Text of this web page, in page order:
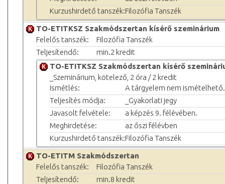
Kurzushirdető tanszék:Filozófia Tanszék
TO-ETITKSZ Szakmódszertan kísérő szeminárium
Felelős tanszék:
Filozófia Tanszék
Teljesítendő:
min.2 kredit
TO-ETITKSZ Szakmódszertan kísérő
_Szeminárium, kötelező, 2 óra / 2 kredit
Ismétlés:
A tárgyelem nem ismételhető.
Teljesítés módja:
_Gyakorlati jegy
Javasolt felvétele:
a képzés 9. félévében.
Meghirdetése:
az őszi félévben
Kurzushirdető tanszék:Filozófia Tanszék
TO-ETITM Szakmódszertan
Felelős tanszék:
Filozófia Tanszék
Teljesítendő:
min.8 kredit